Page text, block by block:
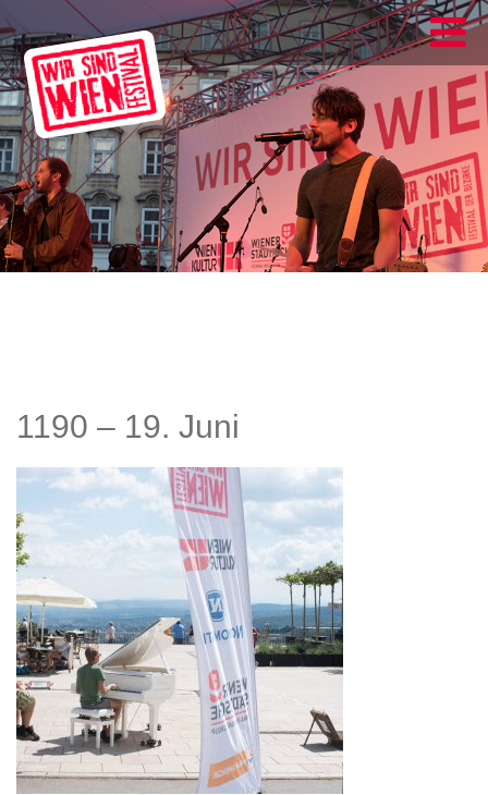
1190 – 19. Juni